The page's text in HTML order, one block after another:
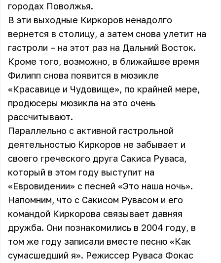
городах Поволжья.
В эти выходные Киркоров ненадолго
вернется в столицу, а затем снова улетит на
гастроли – на этот раз на Дальний Восток.
Кроме того, возможно, в ближайшее время
Филипп снова появится в мюзикле
«Красавице и Чудовище», по крайней мере,
продюсеры мюзикла на это очень
рассчитывают.
Параллельно с активной гастрольной
деятельностью Киркоров не забывает и
своего греческого друга Сакиса Руваса,
который в этом году выступит на
«Евровидении» с песней «Это наша ночь».
Напомним, что с Сакисом Рувасом и его
командой Киркорова связывает давняя
дружба. Они познакомились в 2004 году, в
том же году записали вместе песню «Как
сумасшедший я». Режиссер Руваса Фокас